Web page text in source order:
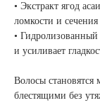
• Экстракт ягод
ломкости и сечения
•
и усиливает
Волосы
блестящими без